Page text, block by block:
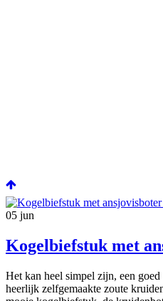
05 jun
Kogelbiefstuk met
Het kan heel simpel zijn, een
heerlijk zelfgemaakte zoute